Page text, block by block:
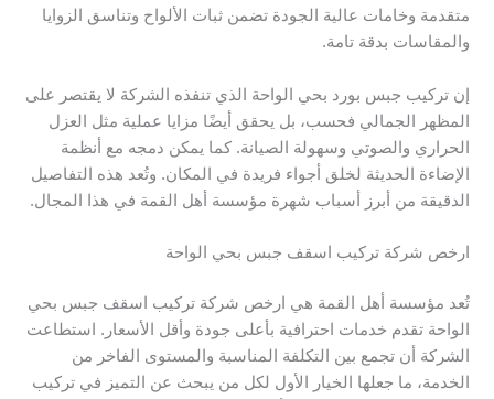
متقدمة وخامات عالية الجودة تضمن ثبات الألواح وتناسق الزوايا
والمقاسات بدقة تامة.
إن تركيب جبس بورد بحي الواحة الذي تنفذه الشركة لا يقتصر على
المظهر الجمالي فحسب، بل يحقق أيضًا مزايا عملية مثل العزل
الحراري والصوتي وسهولة الصيانة. كما يمكن دمجه مع أنظمة
الإضاءة الحديثة لخلق أجواء فريدة في المكان. وتُعد هذه التفاصيل
الدقيقة من أبرز أسباب شهرة مؤسسة أهل القمة في هذا المجال.
ارخص شركة تركيب اسقف جبس بحي الواحة
تُعد مؤسسة أهل القمة هي ارخص شركة تركيب اسقف جبس بحي
الواحة تقدم خدمات احترافية بأعلى جودة وأقل الأسعار. استطاعت
الشركة أن تجمع بين التكلفة المناسبة والمستوى الفاخر من
الخدمة، ما جعلها الخيار الأول لكل من يبحث عن التميز في تركيب